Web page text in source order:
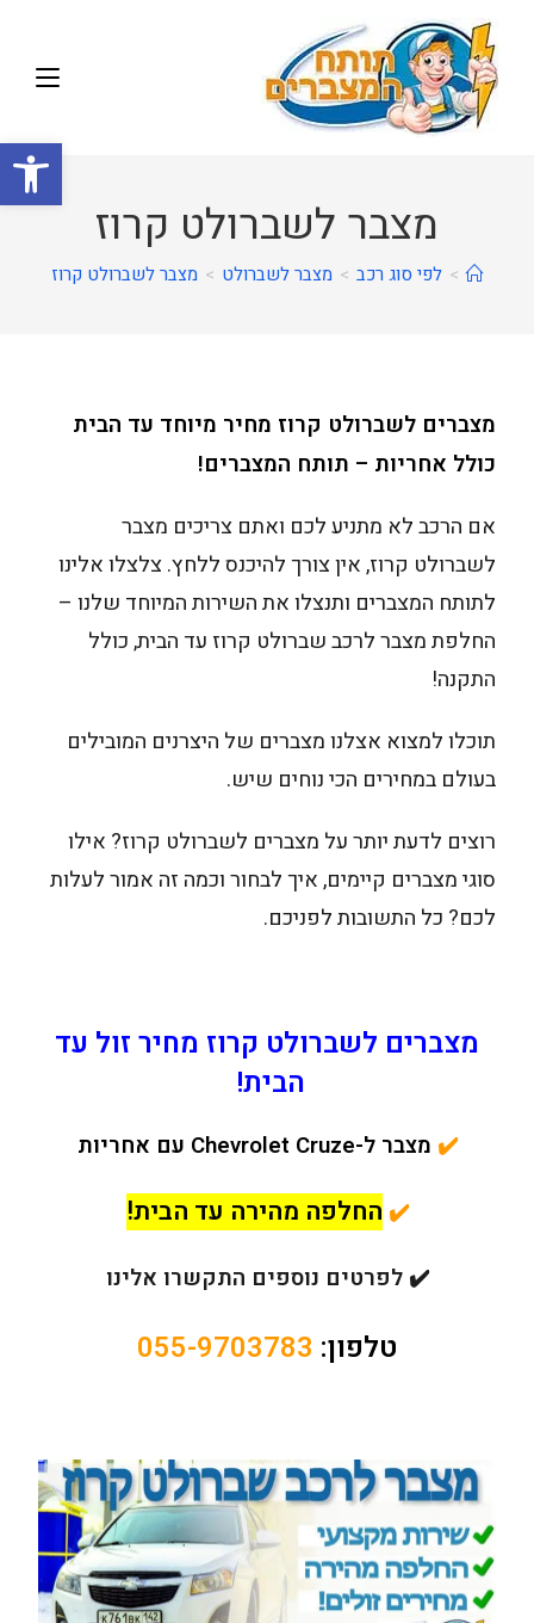
מצבר לשברולט קרוז
> לפי סוג רכב > מצבר לשברולט > מצבר לשברולט קרוז
מצברים לשברולט קרוז מחיר מיוחד עד הבית
כולל אחריות – תותח המצברים!
אם הרכב לא מתניע לכם ואתם צריכים מצבר
לשברולט קרוז, אין צורך להיכנס ללחץ. צלצלו אלינו
לתותח המצברים ותנצלו את השירות המיוחד שלנו –
החלפת מצבר לרכב שברולט קרוז עד הבית, כולל
התקנה!
תוכלו למצוא אצלנו מצברים של היצרנים המובילים
בעולם במחירים הכי נוחים שיש.
רוצים לדעת יותר על מצברים לשברולט קרוז? אילו
סוגי מצברים קיימים, איך לבחור וכמה זה אמור לעלות
לכם? כל התשובות לפניכם.
מצברים לשברולט קרוז מחיר זול עד
הבית!
✔️ מצבר ל-Chevrolet Cruze עם אחריות
✔️ החלפה מהירה עד הבית!
✔️ לפרטים נוספים התקשרו אלינו
טלפון: 055-9703783